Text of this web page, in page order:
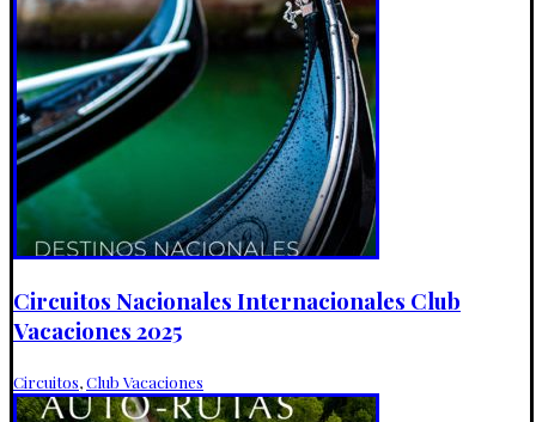
Circuitos Nacionales Internacionales Club
Vacaciones 2025
Circuitos,Club Vacaciones